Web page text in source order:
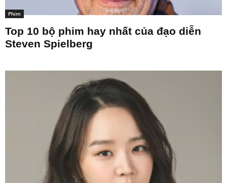
Phim
Top 10 bộ phim hay nhất của đạo diễn
Steven Spielberg